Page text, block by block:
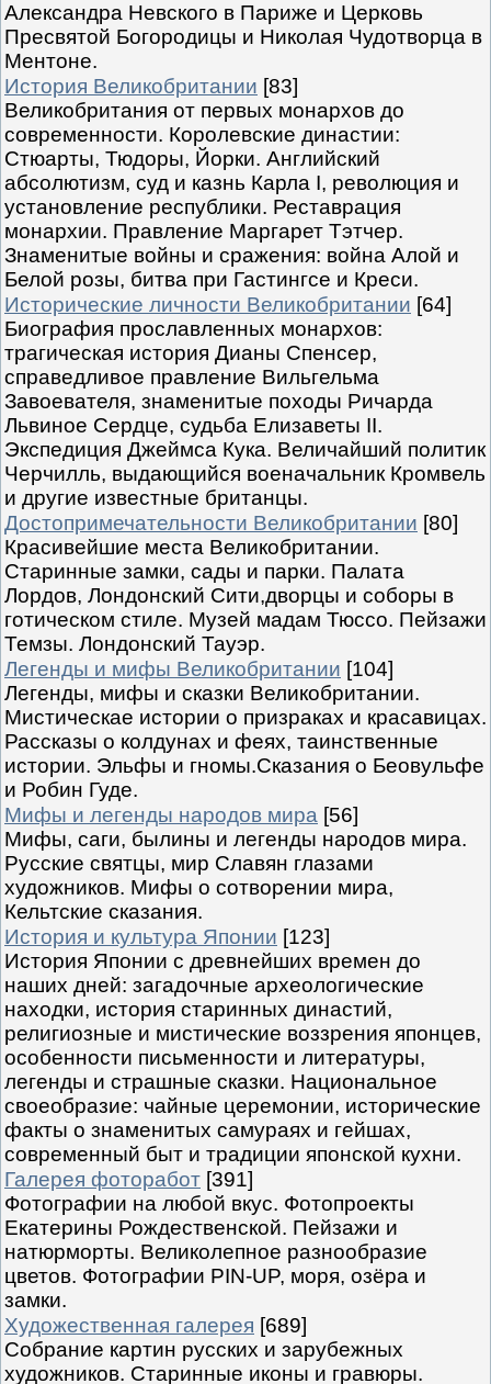
Александра Невского в Париже и Церковь
Пресвятой Богородицы и Николая Чудотворца в
Ментоне.
История Великобритании [83]
Великобритания от первых монархов до
современности. Королевские династии:
Стюарты, Тюдоры, Йорки. Английский
абсолютизм, суд и казнь Карла I, революция и
установление республики. Реставрация
монархии. Правление Маргарет Тэтчер.
Знаменитые войны и сражения: война Алой и
Белой розы, битва при Гастингсе и Креси.
Исторические личности Великобритании [64]
Биография прославленных монархов:
трагическая история Дианы Спенсер,
справедливое правление Вильгельма
Завоевателя, знаменитые походы Ричарда
Львиное Сердце, судьба Елизаветы II.
Экспедиция Джеймса Кука. Величайший политик
Черчилль, выдающийся военачальник Кромвель
и другие известные британцы.
Достопримечательности Великобритании [80]
Красивейшие места Великобритании.
Старинные замки, сады и парки. Палата
Лордов, Лондонский Сити,дворцы и соборы в
готическом стиле. Музей мадам Тюссо. Пейзажи
Темзы. Лондонский Тауэр.
Легенды и мифы Великобритании [104]
Легенды, мифы и сказки Великобритании.
Мистическае истории о призраках и красавицах.
Рассказы о колдунах и феях, таинственные
истории. Эльфы и гномы.Сказания о Беовульфе
и Робин Гуде.
Мифы и легенды народов мира [56]
Мифы, саги, былины и легенды народов мира.
Русские святцы, мир Славян глазами
художников. Мифы о сотворении мира,
Кельтские сказания.
История и культура Японии [123]
История Японии с древнейших времен до
наших дней: загадочные археологические
находки, история старинных династий,
религиозные и мистические воззрения японцев,
особенности письменности и литературы,
легенды и страшные сказки. Национальное
своеобразие: чайные церемонии, исторические
факты о знаменитых самураях и гейшах,
современный быт и традиции японской кухни.
Галерея фоторабот [391]
Фотографии на любой вкус. Фотопроекты
Екатерины Рождественской. Пейзажи и
натюрморты. Великолепное разнообразие
цветов. Фотографии PIN-UP, моря, озёра и
замки.
Художественная галерея [689]
Собрание картин русских и зарубежных
художников. Старинные иконы и гравюры.